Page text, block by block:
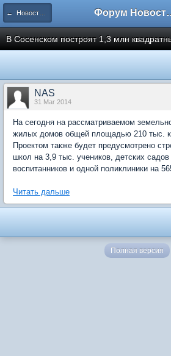
← Новости рынка недвижимости Форум
В Сосенском построят 1,3 млн
NAS
31 Mar 2014
На сегодня на рассматриваемом
жилых домов общей площадью 210 тыс.
Проектом также будет предусмотрено
школ на 3,9 тыс. учеников, детских
воспитанников и одной поликлиники на
Читать дальше
Полная версия